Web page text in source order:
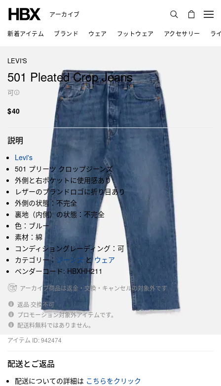
アーカイブ
新着アイテム ブランド ウェア フットウェア アクセサリー ラ
LEVI'S
501 Pleated Crop Jeans
可
$40
説明
Levi's
501 プリーツ クロップジーンズ
外側と右ポケットに使用感あり
レザーのブランドロゴに折り目あり
外側の状態：不完全
裏地（内側）の状態：不完全
色：ブルー
素材：綿
コンディショングレーディング：可
カテゴリー： ジーンズ とウェア
ベンダーコード: HBXHH211
アーカイブ商品は返金・交換・キャンセルの対象外です
返品·交換不可
プロモーション対象外アイテムです。
配送料無料ではありません。
アイテム ID: 942474
配送とご返品
配送についての詳細は こちらをクリック